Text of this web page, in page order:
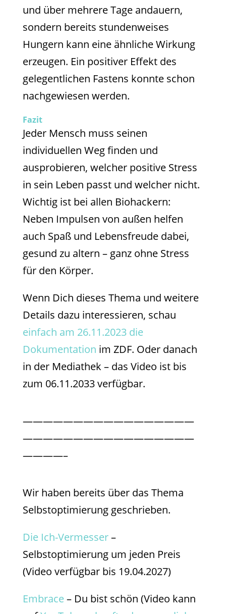
und über mehrere Tage andauern,
sondern bereits stundenweises
Hungern kann eine ähnliche Wirkung
erzeugen. Ein positiver Effekt des
gelegentlichen Fastens konnte schon
nachgewiesen werden.
Fazit
Jeder Mensch muss seinen
individuellen Weg finden und
ausprobieren, welcher positive Stress
in sein Leben passt und welcher nicht.
Wichtig ist bei allen Biohackern:
Neben Impulsen von außen helfen
auch Spaß und Lebensfreude dabei,
gesund zu altern – ganz ohne Stress
für den Körper.
Wenn Dich dieses Thema und weitere
Details dazu interessieren, schau
einfach am 26.11.2023 die
Dokumentation im ZDF. Oder danach
in der Mediathek – das Video ist bis
zum 06.11.2033 verfügbar.
—————————————————
—————————————————
————–
Wir haben bereits über das Thema
Selbstoptimierung geschrieben.
Die Ich-Vermesser–
Selbstoptimierung um jeden Preis
(Video verfügbar bis 19.04.2027)
Embrace– Du bist schön (Video kann